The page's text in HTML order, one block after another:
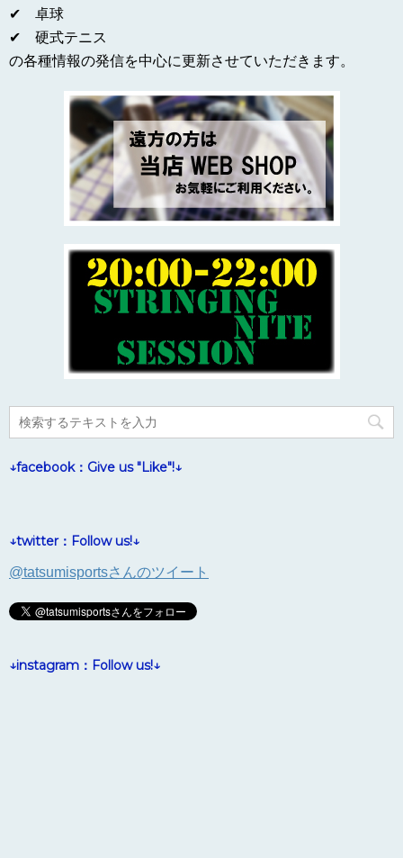
✔ 卓球
✔ 硬式テニス
の各種情報の発信を中心に更新させていただきます。
↓facebook：Give us "Like"!↓
↓twitter：Follow us!↓
@tatsumisportsさんのツイート
↓instagram：Follow us!↓